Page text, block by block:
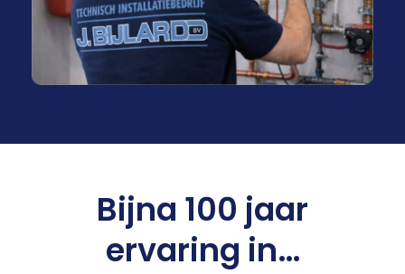
Bijna 100 jaar
ervaring in…